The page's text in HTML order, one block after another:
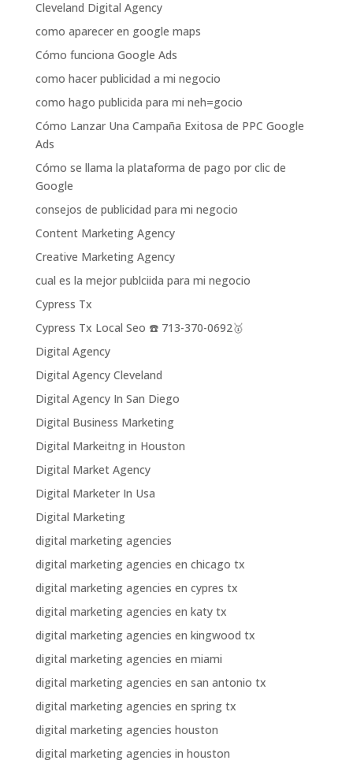
Cleveland Digital Agency
como aparecer en google maps
Cómo funciona Google Ads
como hacer publicidad a mi negocio
como hago publicida para mi neh=gocio
Cómo Lanzar Una Campaña Exitosa de PPC Google
Ads
Cómo se llama la plataforma de pago por clic de
Google
consejos de publicidad para mi negocio
Content Marketing Agency
Creative Marketing Agency
cual es la mejor publciida para mi negocio
Cypress Tx
Cypress Tx Local Seo ☎️ 713-370-0692🥇
Digital Agency
Digital Agency Cleveland
Digital Agency In San Diego
Digital Business Marketing
Digital Markeitng in Houston
Digital Market Agency
Digital Marketer In Usa
Digital Marketing
digital marketing agencies
digital marketing agencies en chicago tx
digital marketing agencies en cypres tx
digital marketing agencies en katy tx
digital marketing agencies en kingwood tx
digital marketing agencies en miami
digital marketing agencies en san antonio tx
digital marketing agencies en spring tx
digital marketing agencies houston
digital marketing agencies in houston